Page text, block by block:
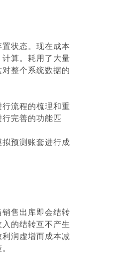
状态。现在成本
算。耗用了大量
整个系统数据的
流程的梳理和重
完善的功能匹
预测账套进行成
售出库即会结转
的结转互不产生
润虚增而成本减